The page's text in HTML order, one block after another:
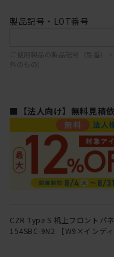
製品記号・LOT番号
ご使用製品の製品記号（型番）
外のもの）
■【法人向け】無料見積
CZR Type S 机上フロントパ
154SBC-9N2 ［W9×インディ